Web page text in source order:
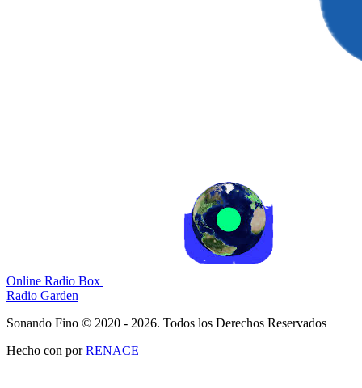
Online Radio Box
Radio Garden
Sonando Fino © 2020 - 2026. Todos los Derechos Reservados
Hecho con porRENACE